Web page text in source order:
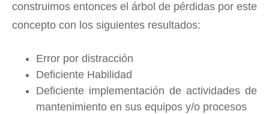
construimos entonces el árbol de pérdidas por este
concepto con los siguientes resultados:
Error por distracción
Deficiente Habilidad
Deficiente implementación de actividades de
mantenimiento en sus equipos y/o procesos